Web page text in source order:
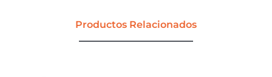
Productos Relacionados